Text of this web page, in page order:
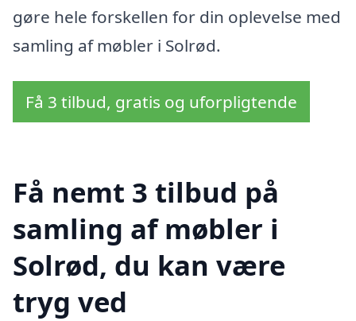
gøre hele forskellen for din oplevelse med
samling af møbler i Solrød.
Få 3 tilbud, gratis og uforpligtende
Få nemt 3 tilbud på
samling af møbler i
Solrød, du kan være
tryg ved